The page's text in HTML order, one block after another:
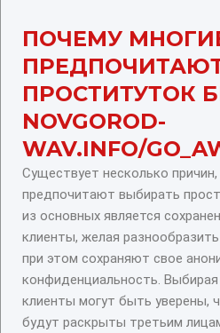
ПОЧЕМУ
ПРОСТИТУТОК
NOVGOROD-
WAV.INFO/
Существует несколько
предпочитают выбирать
из основных является
клиенты, желая
при этом сохраняют свое
конфиденциальность.
клиенты могут быть уверены,
будут раскрыты третьим